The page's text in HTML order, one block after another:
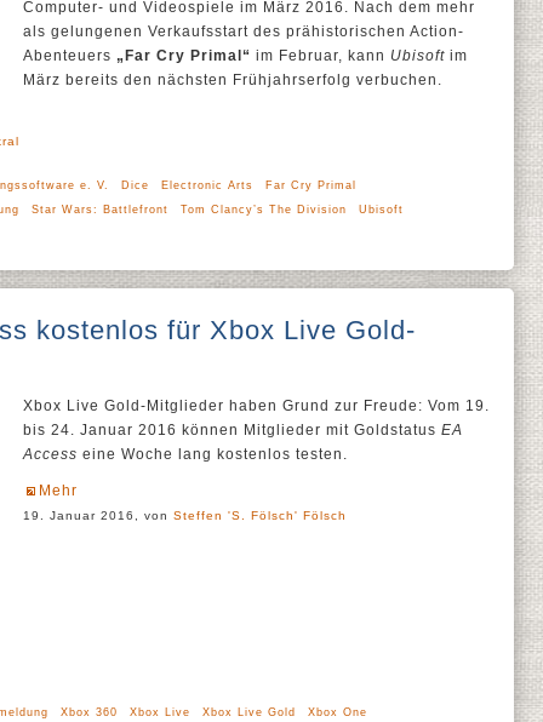
Computer- und Videospiele im März 2016. Nach dem mehr
als gelungenen Verkaufsstart des prähistorischen Action-
Abenteuers „Far Cry Primal“ im Februar, kann Ubisoft im
März bereits den nächsten Frühjahrserfolg verbuchen.
e. V. Dice Electronic Arts
Far Cry Primal
Star Wars: Battlefront Tom Clancy’s The Division Ubisoft
kostenlos für Xbox Live Gold-
Xbox Live Gold-Mitglieder haben Grund zur Freude: Vom 19.
bis 24. Januar 2016 können Mitglieder mit Goldstatus EA
Access eine Woche lang kostenlos testen.
Mehr
19. Januar 2016, von Steffen 'S. Fölsch' Fölsch
Xbox 360 Xbox Live Xbox Live Gold Xbox One